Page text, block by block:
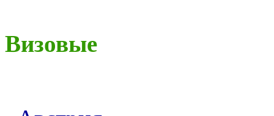
Визовые